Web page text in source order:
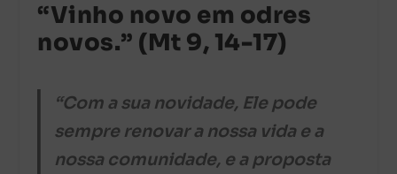
“Vinho novo em odres
novos.” (Mt 9, 14-17)
“Com a sua novidade, Ele pode
sempre renovar a nossa vida e a
nossa comunidade, e a proposta